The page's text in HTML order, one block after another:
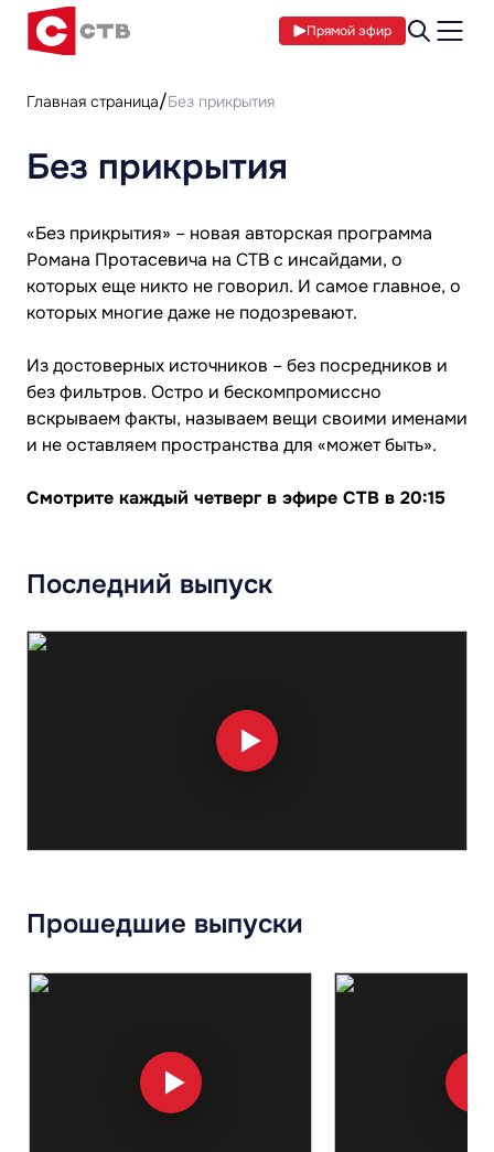
Прямой эфир
Главная страница Без прикрытия
Без прикрытия
«Без прикрытия» – новая авторская программа
Романа Протасевича на СТВ с инсайдами, о
которых еще никто не говорил. И самое главное, о
которых многие даже не подозревают.
Из достоверных источников – без посредников и
без фильтров. Остро и бескомпромиссно
вскрываем факты, называем вещи своими именами
и не оставляем пространства для «может быть».
Смотрите каждый четверг в эфире СТВ в 20:15
Последний выпуск
Прошедшие выпуски